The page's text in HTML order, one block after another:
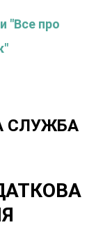
"Все про
СЛУЖБА